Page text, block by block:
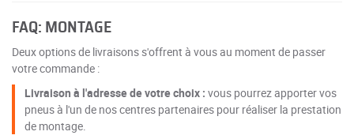
FAQ: MONTAGE
Deux options de livraisons s'offrent à vous au moment de passer
votre commande :
Livraison à l'adresse de votre choix : vous pourrez apporter vos
pneus à l'un de nos centres partenaires pour réaliser la prestation
de montage.